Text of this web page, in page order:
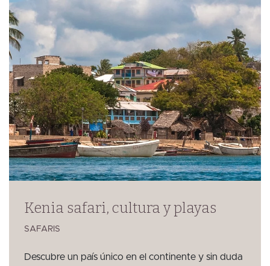
Kenia safari, cultura y playas
SAFARIS
Descubre un país único en el continente y sin duda